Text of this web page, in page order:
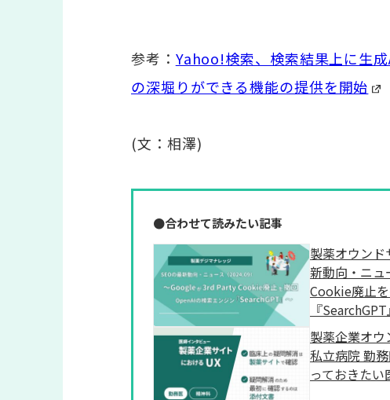
参考： Yahoo!検索、検索結果上に生
の深堀りができる機能の提供を開始
(文：相澤)
●合わせて読みたい記事
製薬オウンド
新動向・ニ
Cookie廃止
『
製薬企業オ
私立病院 勤
っておきたい